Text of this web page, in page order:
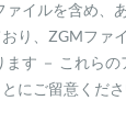
イルを含め
り、ZGMファ
す － これら
にご留意くださ